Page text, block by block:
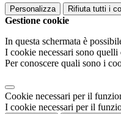
Personalizza Rifiuta tutti i
Gestione cookie
In questa schermata è
I cookie necessari sono
Per conoscere quali sono i
Cookie necessari per il
I cookie necessari per il